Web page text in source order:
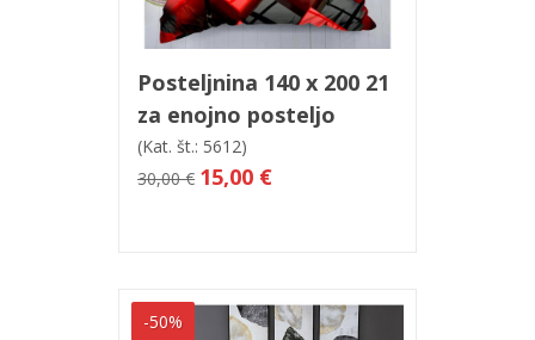
V košarico Hitri ogled
Posteljnina 140 x 200 21
za enojno posteljo
(Kat. št.: 5612)
30,00 € 15,00 €
-50%